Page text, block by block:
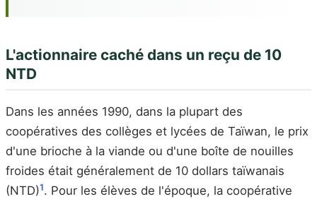
L'actionnaire caché dans un reçu de 10
NTD
Dans les années 1990, dans la plupart des
coopératives des collèges et lycées de Taïwan, le prix
d'une brioche à la viande ou d'une boîte de nouilles
froides était généralement de 10 dollars taïwanais
(NTD)1. Pour les élèves de l'époque, la coopérative